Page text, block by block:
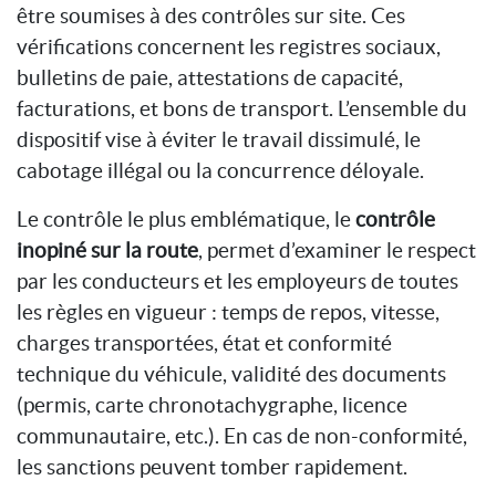
être soumises à des contrôles sur site. Ces
vérifications concernent les registres sociaux,
bulletins de paie, attestations de capacité,
facturations, et bons de transport. L’ensemble du
dispositif vise à éviter le travail dissimulé, le
cabotage illégal ou la concurrence déloyale.
Le contrôle le plus emblématique, lecontrôle
inopiné sur la route, permet d’examiner le respect
par les conducteurs et les employeurs de toutes
les règles en vigueur : temps de repos, vitesse,
charges transportées, état et conformité
technique du véhicule, validité des documents
(permis, carte chronotachygraphe, licence
communautaire, etc.). En cas de non-conformité,
les sanctions peuvent tomber rapidement.